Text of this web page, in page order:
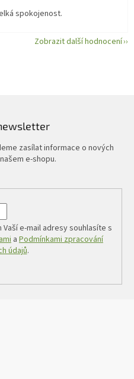
spokojenost.
Zobrazit další hodnocení
zasílat informace o nových
e-shopu.
e-mail adresy souhlasíte s
a Podmínkami zpracování
údajů.